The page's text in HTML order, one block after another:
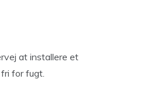
at installere et
for fugt.